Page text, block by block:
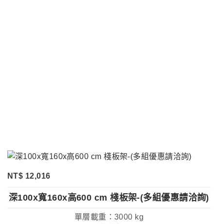
NT$ 12,016
深100x寬160x高600 cm 棧板架-(多組優惠請洽詢)
單層載重：3000 kg